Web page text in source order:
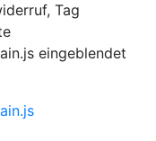
Tag
eingeblendet